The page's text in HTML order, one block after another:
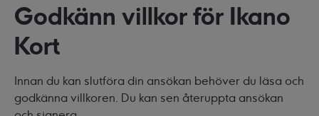
Godkänn villkor för Ikano
Kort
Innan du kan slutföra din ansökan behöver du läsa och
godkänna villkoren. Du kan sen återuppta ansökan